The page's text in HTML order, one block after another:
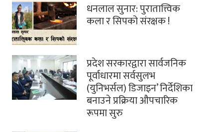
धनलाल सुनार: पुरातात्त्विक
कला र सिपको संरक्षक !
प्रदेश सरकारद्वारा सार्वजनिक
पूर्वाधारमा सर्वसुलभ
(युनिभर्सल) डिजाइन’ निर्देशिका
बनाउने प्रक्रिया औपचारिक
रूपमा सुरु